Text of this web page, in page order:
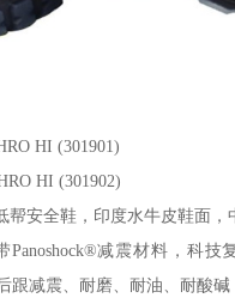
HI (301901)
HI (301902)
帮安全鞋，印度水牛皮鞋面，
Panoshock®减震材料，科技
跟减震、耐磨、耐油、耐酸碱